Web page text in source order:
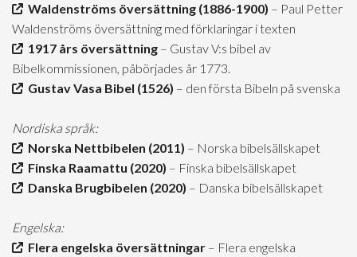
Waldenströms översättning (1886-1900) – Paul Petter
Waldenströms översättning med förklaringar i texten
1917 års översättning – Gustav V:s bibel av
Bibelkommissionen, påbörjades år 1773.
Gustav Vasa Bibel (1526) – den första Bibeln på svenska
Nordiska språk:
Norska Nettbibelen (2011) – Norska bibelsällskapet
Finska Raamattu (2020) – Finska bibelsällskapet
Danska Brugbibelen (2020) – Danska bibelsällskapet
Engelska:
Flera engelska översättningar – Flera engelska